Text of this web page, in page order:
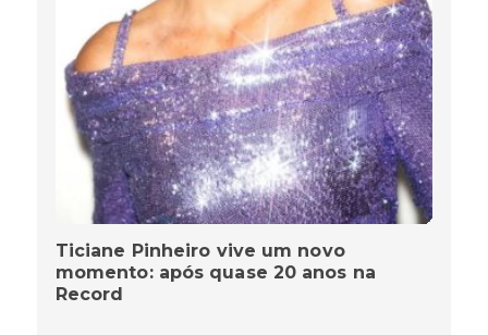
Ticiane Pinheiro vive um novo
momento: após quase 20 anos na
Record